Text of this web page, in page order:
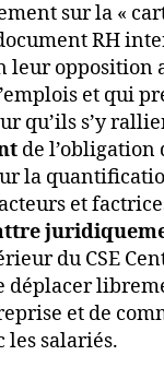
sur la «
RH
leur opposition
et qui
qu’ils s’y
de l’obligation
la
et
du CSE
déplacer
et de
les salariés.